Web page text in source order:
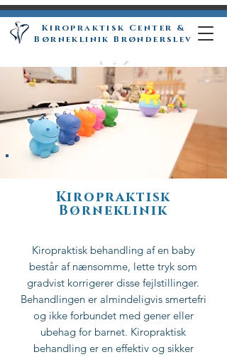
.
Kiropraktisk Center &
Børneklinik Brønderslev
.
Kiropraktisk
Børneklinik
Kiropraktisk behandling af en baby
består af nænsomme, lette tryk som
gradvist korrigerer disse fejlstillinger.
Behandlingen er almindeligvis smertefri
og ikke forbundet med gener eller
ubehag for barnet. Kiropraktisk
behandling er en effektiv og sikker